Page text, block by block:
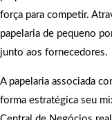
força para competir.
papelaria de pequeno
junto aos fornecedores.
A papelaria associada
forma estratégica seu